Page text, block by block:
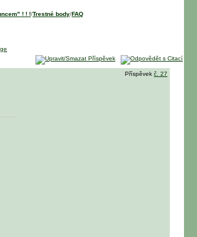
! ! !/Trestné body/FAQ
Příspěvek č. 27